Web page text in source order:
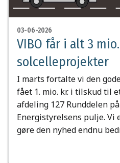
03-06-2026
VIBO får i alt 3
solcelleprojekter
I marts fortalte vi den
fået 1. mio. kr. i tilskud til
afdeling 127 Runddelen
Energistyrelsens pulje.
gøre den nyhed endnu